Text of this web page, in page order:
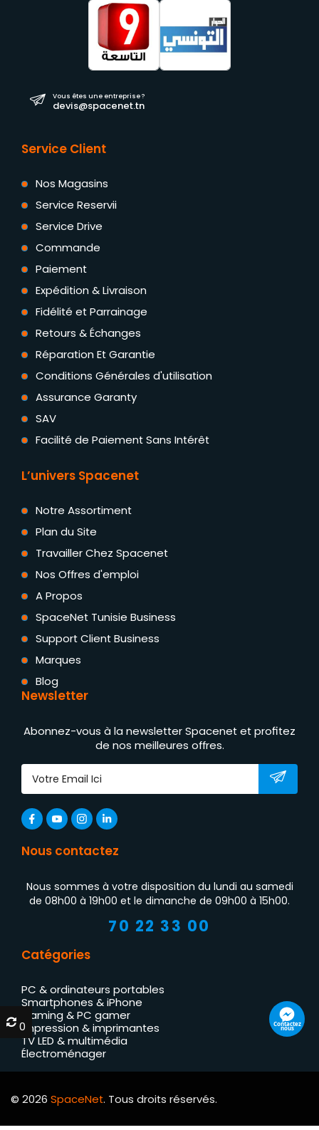
Vous êtes une entreprise ?
devis@spacenet.tn
Service Client
Nos Magasins
Service Reservii
Service Drive
Commande
Paiement
Expédition & Livraison
Fidélité et Parrainage
Retours & Échanges
Réparation Et Garantie
Conditions Générales d'utilisation
Assurance Garanty
SAV
Facilité de Paiement Sans Intérêt
L’univers Spacenet
Notre Assortiment
Plan du Site
Travailler Chez Spacenet
Nos Offres d'emploi
A Propos
SpaceNet Tunisie Business
Support Client Business
Marques
Blog
Newsletter
Abonnez-vous à la newsletter Spacenet et profitez
de nos meilleures offres.
Nous contactez
Nous sommes à votre disposition du lundi au samedi
de 08h00 à 19h00 et le dimanche de 09h00 à 15h00.
70 22 33 00
Catégories
PC & ordinateurs portables
Smartphones & iPhone
Gaming & PC gamer
Impression & imprimantes
TV LED & multimédia
Électroménager
© 2026 SpaceNet. Tous droits réservés.
Contactez
nous
0
0